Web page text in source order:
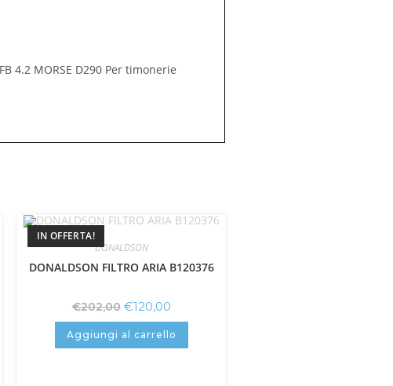
4.2 MORSE D290 Per timonerie
IN OFFERTA!
DONALDSON
DONALDSON FILTRO ARIA B120376
€202,00 €120,00
Aggiungi al carrello